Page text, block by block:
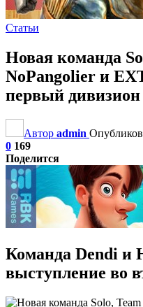
Статьи
Новая команда
NoPangolier и
первый
Автор admin
0 169
Поделится
Команда Dendi и
выступление во